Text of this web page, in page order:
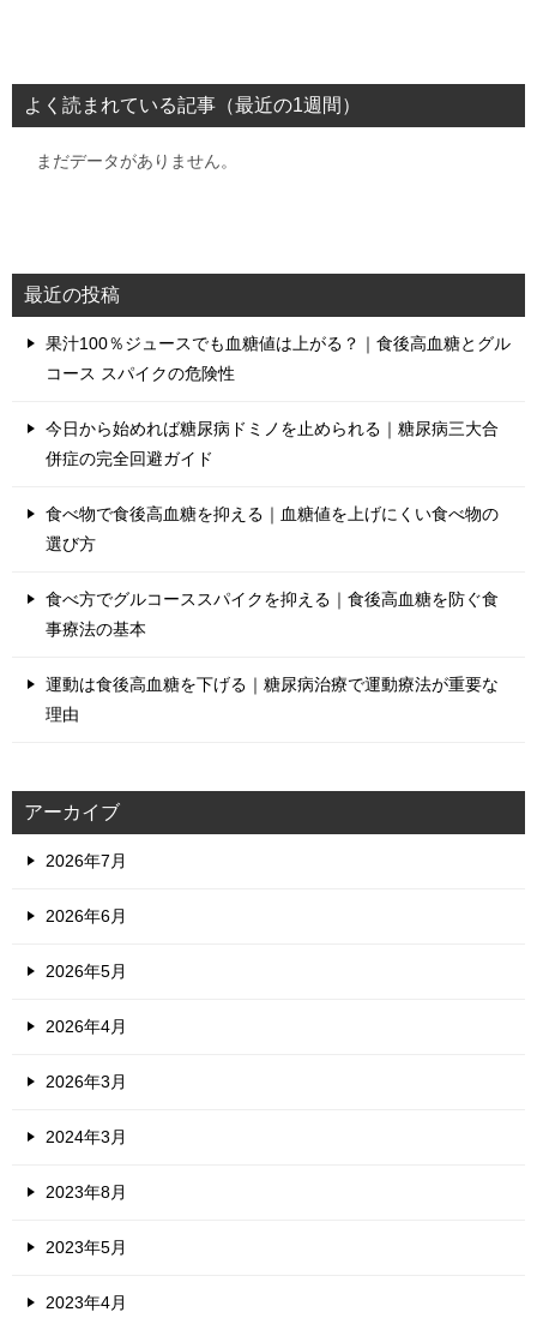
よく読まれている記事（最近の1週間）
まだデータがありません。
最近の投稿
果汁100％ジュースでも血糖値は上がる？｜食後高血糖とグル
コース スパイクの危険性
今日から始めれば糖尿病ドミノを止められる｜糖尿病三大合
併症の完全回避ガイド
食べ物で食後高血糖を抑える｜血糖値を上げにくい食べ物の
選び方
食べ方でグルコーススパイクを抑える｜食後高血糖を防ぐ食
事療法の基本
運動は食後高血糖を下げる｜糖尿病治療で運動療法が重要な
理由
アーカイブ
2026年7月
2026年6月
2026年5月
2026年4月
2026年3月
2024年3月
2023年8月
2023年5月
2023年4月